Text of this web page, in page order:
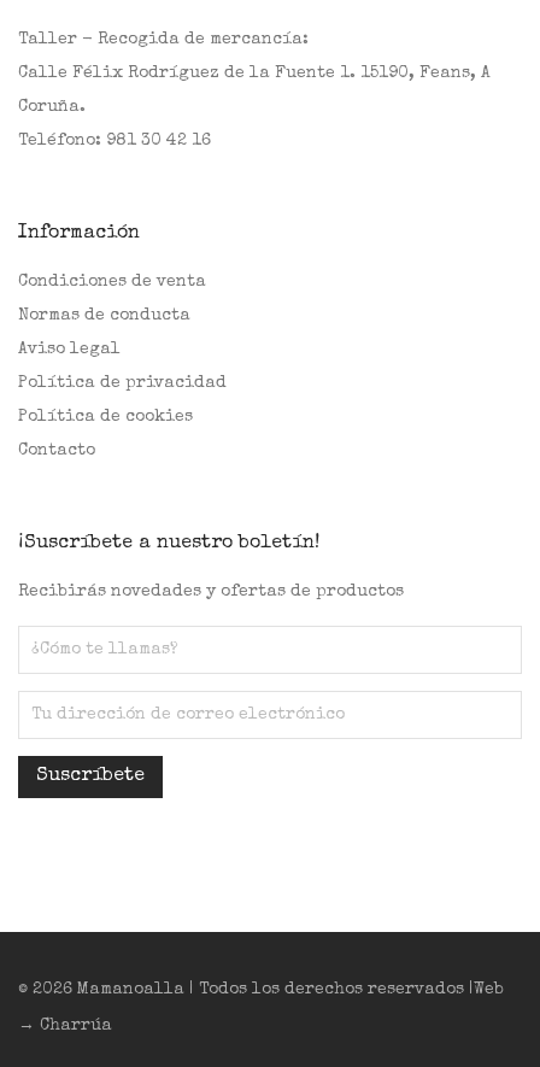
Taller - Recogida de mercancía:
Calle Félix Rodríguez de la Fuente 1. 15190, Feans, A
Coruña.
Teléfono: 981 30 42 16
Información
Condiciones de venta
Normas de conducta
Aviso legal
Política de privacidad
Política de cookies
Contacto
¡Suscríbete a nuestro boletín!
Recibirás novedades y ofertas de productos
© 2026 Mamanoalla | Todos los derechos reservados |Web
→ Charrúa